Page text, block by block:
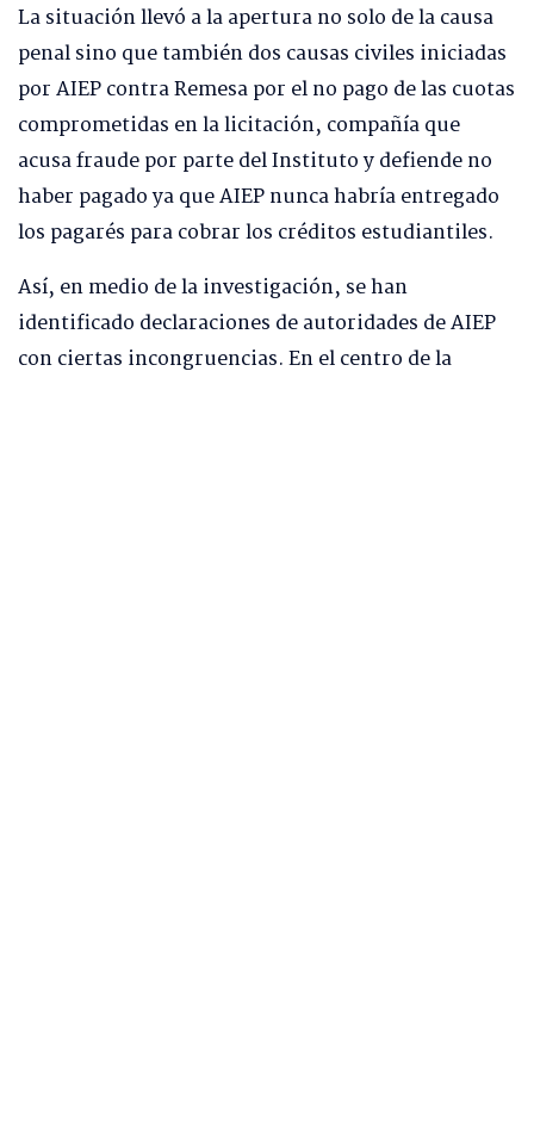
La situación llevó a la apertura no solo de la causa
penal sino que también dos causas civiles iniciadas
por AIEP contra Remesa por el no pago de las cuotas
comprometidas en la licitación, compañía que
acusa fraude por parte del Instituto y defiende no
haber pagado ya que AIEP nunca habría entregado
los pagarés para cobrar los créditos estudiantiles.
Así, en medio de la investigación, se han
identificado declaraciones de autoridades de AIEP
con ciertas incongruencias. En el centro de la